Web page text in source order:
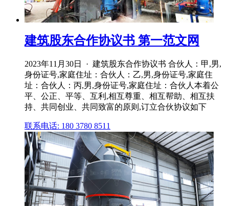
建筑股东合作协议书 第一范文网
2023年11月30日 · 建筑股东合作协议书 合伙人：甲,男,
身份证号,家庭住址：合伙人：乙,男,身份证号,家庭住
址：合伙人：丙,男,身份证号,家庭住址：合伙人本着公
平、公正、平等、互利,相互尊重、相互帮助、相互扶
持、共同创业、共同致富的原则,订立合伙协议如下
联系电话: 180 3780 8511